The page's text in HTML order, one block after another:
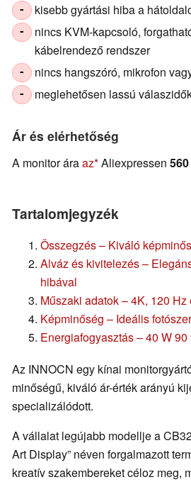
- kisebb gyártási hiba a
-
nincs KVM-kapcsoló,
kábelrendező rendszer
- nincs hangszóró, mikrofon
- meglehetősen lassú
Ár és elérhetőség
A monitor áraaz Aliexpressen
Tartalomjegyzék
Összegzés – Kiváló
Alváz és kivitelezés –
hibával
Műszaki adatok – 4K, 120
Képminőség – Ideális
Energiafogyasztás – 40 W
Az INNOCN egy kínai
minőségű, kiváló ár-érték arányú
specializálódott.
A vállalat legújabb modellje a
Art Display” néven forgalmazott
kreatív szakembereket céloz meg,